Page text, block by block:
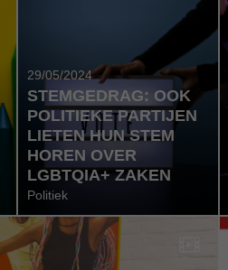
29/05/2024
STEMGEDRAG: OOK
POLITIEKE PARTIJEN
LIETEN HUN STEM
HOREN OVER
LGBTQIA+ ZAKEN
Politiek